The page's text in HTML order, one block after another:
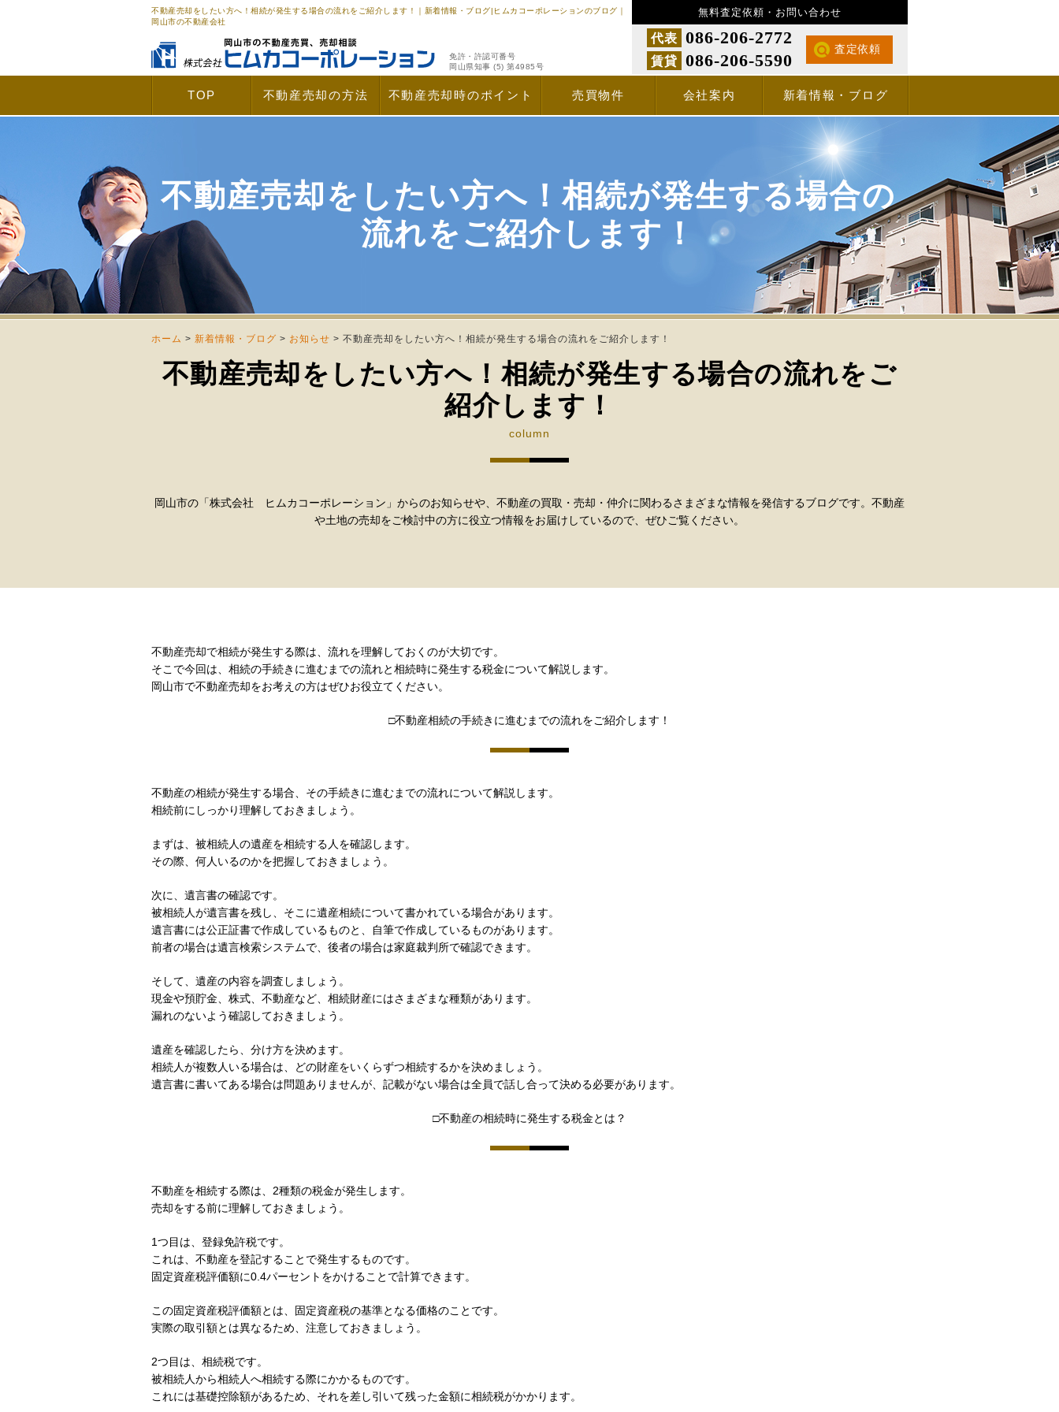
不動産売却をしたい方へ！相続が発生する場合の流れをご紹介します！｜新着情報・ブログ|ヒムカコーポレーションのブログ｜
岡山市の不動産会社
免許・許認可番号
岡山県知事 (5) 第4985号
無料査定依頼・お問い合わせ
代表 086-206-2772
賃貸 086-206-5590
査定依頼
TOP 不動産売却の方法 不動産売却時のポイント 売買物件 会社案内 新着情報・ブログ
不動産売却をしたい方へ！相続が発生する場合の
流れをご紹介します！
ホーム > 新着情報・ブログ > お知らせ > 不動産売却をしたい方へ！相続が発生する場合の流れをご紹介します！
不動産売却をしたい方へ！相続が発生する場合の流れをご
紹介します！
column
岡山市の「株式会社 ヒムカコーポレーション」からのお知らせや、不動産の買取・売却・仲介に関わるさまざまな情報を発信するブログです。不動産
や土地の売却をご検討中の方に役立つ情報をお届けしているので、ぜひご覧ください。
不動産売却で相続が発生する際は、流れを理解しておくのが大切です。
そこで今回は、相続の手続きに進むまでの流れと相続時に発生する税金について解説します。
岡山市で不動産売却をお考えの方はぜひお役立てください。
□不動産相続の手続きに進むまでの流れをご紹介します！
不動産の相続が発生する場合、その手続きに進むまでの流れについて解説します。
相続前にしっかり理解しておきましょう。
まずは、被相続人の遺産を相続する人を確認します。
その際、何人いるのかを把握しておきましょう。
次に、遺言書の確認です。
被相続人が遺言書を残し、そこに遺産相続について書かれている場合があります。
遺言書には公正証書で作成しているものと、自筆で作成しているものがあります。
前者の場合は遺言検索システムで、後者の場合は家庭裁判所で確認できます。
そして、遺産の内容を調査しましょう。
現金や預貯金、株式、不動産など、相続財産にはさまざまな種類があります。
漏れのないよう確認しておきましょう。
遺産を確認したら、分け方を決めます。
相続人が複数人いる場合は、どの財産をいくらずつ相続するかを決めましょう。
遺言書に書いてある場合は問題ありませんが、記載がない場合は全員で話し合って決める必要があります。
□不動産の相続時に発生する税金とは？
不動産を相続する際は、2種類の税金が発生します。
売却をする前に理解しておきましょう。
1つ目は、登録免許税です。
これは、不動産を登記することで発生するものです。
固定資産税評価額に0.4パーセントをかけることで計算できます。
この固定資産税評価額とは、固定資産税の基準となる価格のことです。
実際の取引額とは異なるため、注意しておきましょう。
2つ目は、相続税です。
被相続人から相続人へ相続する際にかかるものです。
これには基礎控除額があるため、それを差し引いて残った金額に相続税がかかります。